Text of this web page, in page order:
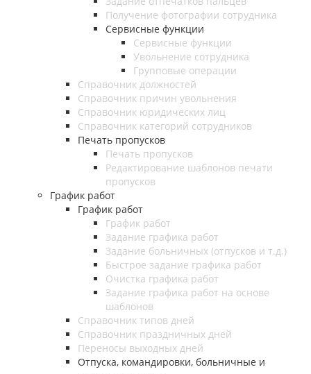
Получение фотографии сотрудника
Сервисные функции
Сервисные функции
Увольнение сотрудника
Групповые операции
Справочник должностей
Справочник причин увольнения
Справочник юридических лиц
Справочник категорий сотрудников
Печать пропусков
Печать пропусков
Редактирование шаблонов печати
пропусков
График работ
График работ
График работ
Задание графика работ
Задание больничных (отпусков и т.д.)
Быстрое задание графика работ
Очистка графика работ
Задание графика работ на основе
шаблонов
Справочник типов дней
Справочник праздничных дней
Переносы выходных дней
Отпуска, командировки, больничные и